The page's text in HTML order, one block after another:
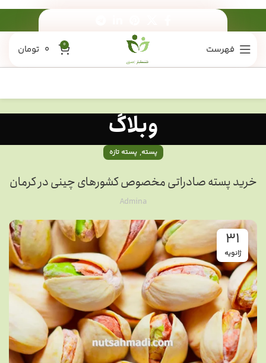
فهرست 0
0 تومان
وبلاگ
پسته,پسته تازه
خرید پسته صادراتی مخصوص کشورهای چینی در کرمان
Admina
31
ژانویه